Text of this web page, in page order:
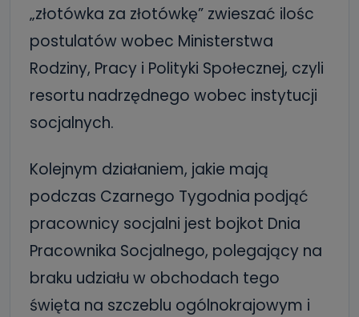
„złotówka za złotówkę” zwieszać ilośc
postulatów wobec Ministerstwa
Rodziny, Pracy i Polityki Społecznej, czyli
resortu nadrzędnego wobec instytucji
socjalnych.
Kolejnym działaniem, jakie mają
podczas Czarnego Tygodnia podjąć
pracownicy socjalni jest bojkot Dnia
Pracownika Socjalnego, polegający na
braku udziału w obchodach tego
święta na szczeblu ogólnokrajowym i